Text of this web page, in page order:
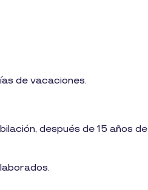
de vacaciones.
después de 15 años de